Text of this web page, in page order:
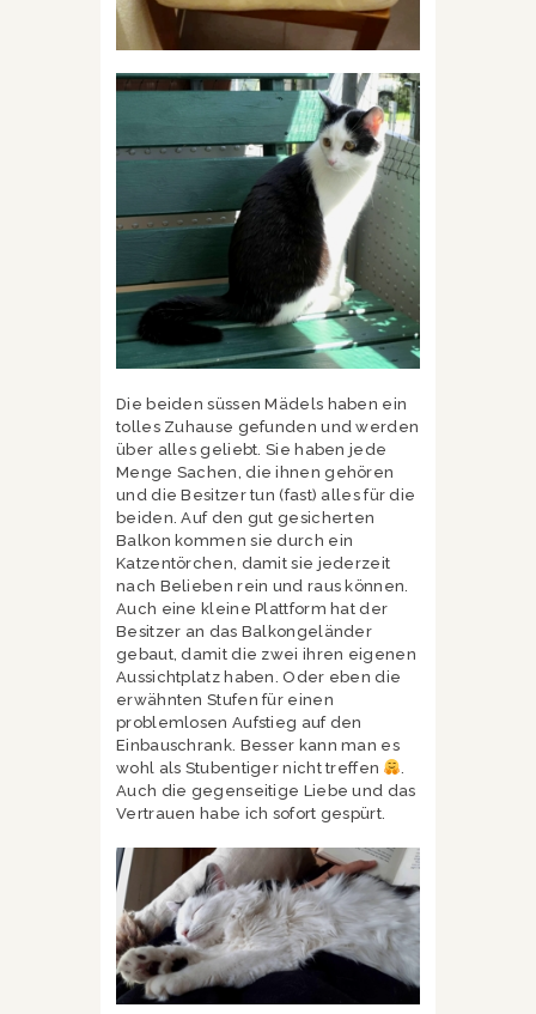
Die beiden süssen Mädels haben ein
tolles Zuhause gefunden und werden
über alles geliebt. Sie haben jede
Menge Sachen, die ihnen gehören
und die Besitzer tun (fast) alles für die
beiden. Auf den gut gesicherten
Balkon kommen sie durch ein
Katzentörchen, damit sie jederzeit
nach Belieben rein und raus können.
Auch eine kleine Plattform hat der
Besitzer an das Balkongeländer
gebaut, damit die zwei ihren eigenen
Aussichtplatz haben. Oder eben die
erwähnten Stufen für einen
problemlosen Aufstieg auf den
Einbauschrank. Besser kann man es
wohl als Stubentiger nicht treffen
Auch die gegenseitige Liebe und das
Vertrauen habe ich sofort gespürt.